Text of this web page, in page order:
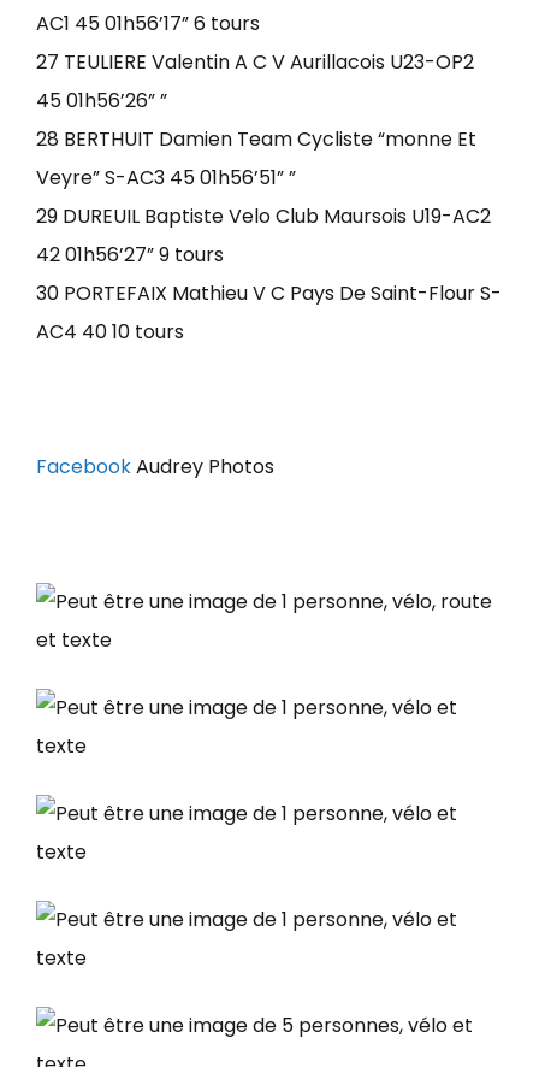
AC1 45 01h56’17” 6 tours
27 TEULIERE Valentin A C V Aurillacois U23-OP2
45 01h56’26” ”
28 BERTHUIT Damien Team Cycliste “monne Et
Veyre” S-AC3 45 01h56’51” ”
29 DUREUIL Baptiste Velo Club Maursois U19-AC2
42 01h56’27” 9 tours
30 PORTEFAIX Mathieu V C Pays De Saint-Flour S-
AC4 40 10 tours
FacebookAudrey Photos